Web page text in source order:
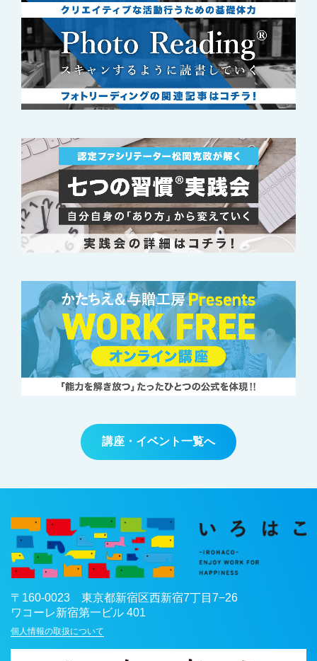
講座・イベント一覧へ
〒 160-0023 東京都新宿区西新宿7丁目7−26
ワコーレ新宿第一ビル 401
個人情報の取扱について